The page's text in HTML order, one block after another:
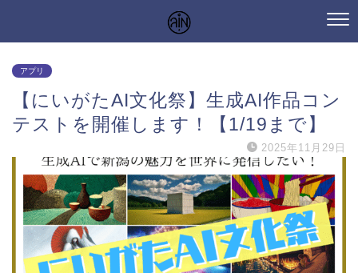
アプリ
【にいがたAI文化祭】生成AI作品コン
テストを開催します！【1/19まで】
2025年11月29日